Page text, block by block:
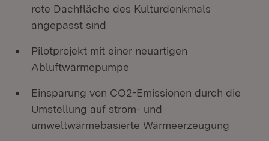
rote Dachfläche des Kulturdenkmals
angepasst sind
Pilotprojekt mit einer neuartigen
Abluftwärmepumpe
Einsparung von CO2-Emissionen durch die
Umstellung auf strom- und
umweltwärmebasierte Wärmeerzeugung